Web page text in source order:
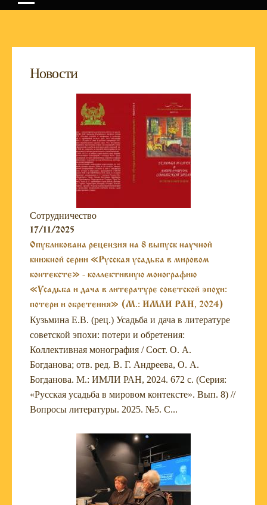
Новости
Сотрудничество
17/11/2025
Опубликована рецензия на 8 выпуск научной
книжной серии «Русская усадьба в мировом
контексте» - коллективную монографию
«Усадьба и дача в литературе советской эпохи:
потери и обретения» (М.: ИМЛИ РАН, 2024)
Кузьмина Е.В. (рец.) Усадьба и дача в литературе
советской эпохи: потери и обретения:
Коллективная монография / Cост. О. А.
Богданова; отв. ред. В. Г. Андреева, О. А.
Богданова. М.: ИМЛИ РАН, 2024. 672 с. (Серия:
«Русская усадьба в мировом контексте». Вып. 8) //
Вопросы литературы. 2025. №5. С...